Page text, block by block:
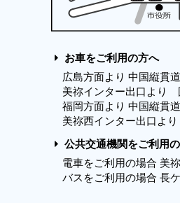
お車をご利用の方へ
広島方面より 中国縦貫道
美祢インター出口より
福岡方面より 中国縦貫道
美祢西インター出口よ
公共交通機関をご利用
電車をご利用の場合 美
バスをご利用の場合 長